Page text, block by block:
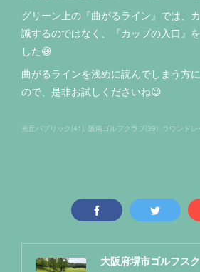
グリーン上の『曲がるライン』では、
識するのではなく、『カップの入口』
した😄
曲がるラインを浅めに読んでしまう方
ので、是非お試しくださいね😉
光丘パブリック (41) 阪南ゴルフクラブ(39) ラウンドレ